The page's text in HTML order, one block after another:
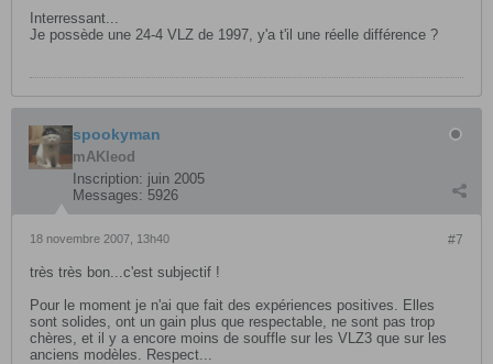
Interressant...
Je possède une 24-4 VLZ de 1997, y'a t'il une réelle différence ?
spookyman
mAKleod
Inscription: juin 2005
Messages: 5926
#7
18 novembre 2007, 13h40
très très bon...c'est subjectif !
Pour le moment je n'ai que fait des expériences positives. Elles
sont solides, ont un gain plus que respectable, ne sont pas trop
chères, et il y a encore moins de souffle sur les VLZ3 que sur les
anciens modèles. Respect...